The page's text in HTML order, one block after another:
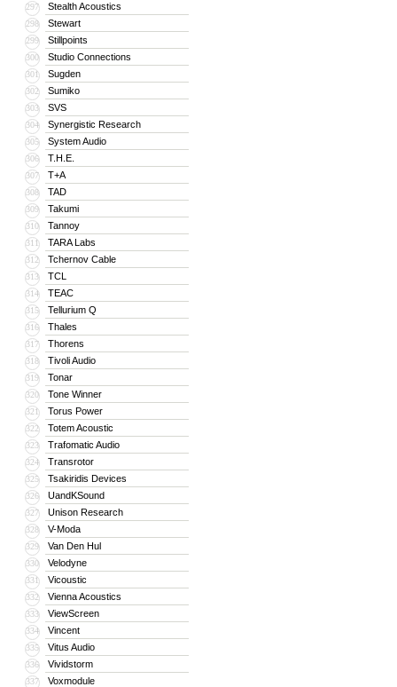
297 Stealth Acoustics
298 Stewart
299 Stillpoints
300 Studio Connections
301 Sugden
302 Sumiko
303 SVS
304 Synergistic Research
305 System Audio
306 T.H.E.
307 T+A
308 TAD
309 Takumi
310 Tannoy
311 TARA Labs
312 Tchernov Cable
313 TCL
314 TEAC
315 Tellurium Q
316 Thales
317 Thorens
318 Tivoli Audio
319 Tonar
320 Tone Winner
321 Torus Power
322 Totem Acoustic
323 Trafomatic Audio
324 Transrotor
325 Tsakiridis Devices
326 UandKSound
327 Unison Research
328 V-Moda
329 Van Den Hul
330 Velodyne
331 Vicoustic
332 Vienna Acoustics
333 ViewScreen
334 Vincent
335 Vitus Audio
336 Vividstorm
337 Voxmodule